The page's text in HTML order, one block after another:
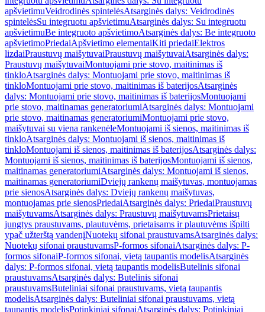
apšvietimuVeidrodinės spintelėsAtsarginės dalys: Veidrodinės
spintelėsSu integruotu apšvietimuAtsarginės dalys: Su integruotu
apšvietimuBe integruoto apšvietimoAtsarginės dalys: Be integruoto
apšvietimoPriedaiApšvietimo elementaiKiti priedaiElektros
lizdaiPraustuvų maišytuvaiPraustuvų maišytuvaiAtsarginės dalys:
Praustuvų maišytuvaiMontuojami prie stovo, maitinimas iš
tinkloAtsarginės dalys: Montuojami prie stovo, maitinimas iš
tinkloMontuojami prie stovo, maitinimas iš baterijosAtsarginės
dalys: Montuojami prie stovo, maitinimas iš baterijosMontuojami
prie stovo, maitinamas generatoriumiAtsarginės dalys: Montuojami
prie stovo, maitinamas generatoriumiMontuojami prie stovo,
maišytuvai su viena rankenėleMontuojami iš sienos, maitinimas iš
tinkloAtsarginės dalys: Montuojami iš sienos, maitinimas iš
tinkloMontuojami iš sienos, maitinimas iš baterijosAtsarginės dalys:
Montuojami iš sienos, maitinimas iš baterijosMontuojami iš sienos,
maitinamas generatoriumiAtsarginės dalys: Montuojami iš sienos,
maitinamas generatoriumiDviejų rankenų maišytuvas, montuojamas
prie sienosAtsarginės dalys: Dviejų rankenų maišytuvas,
montuojamas prie sienosPriedaiAtsarginės dalys: PriedaiPraustuvų
maišytuvamsAtsarginės dalys: Praustuvų maišytuvamsPrietaisų
jungtys praustuvams, plautuvėms, prietaisams ir plautuvėms išpilti
ypač užterštą vandenįNuotekų sifonai praustuvamsAtsarginės dalys:
Nuotekų sifonai praustuvamsP-formos sifonaiAtsarginės dalys: P-
formos sifonaiP-formos sifonai, vietą taupantis modelisAtsarginės
dalys: P-formos sifonai, vietą taupantis modelisButelinis sifonai
praustuvamsAtsarginės dalys: Butelinis sifonai
praustuvamsButeliniai sifonai praustuvams, vietą taupantis
modelisAtsarginės dalys: Buteliniai sifonai praustuvams, vietą
taupantis modelisPotinkiniai sifonaiAtsarginės dalys: Potinkiniai